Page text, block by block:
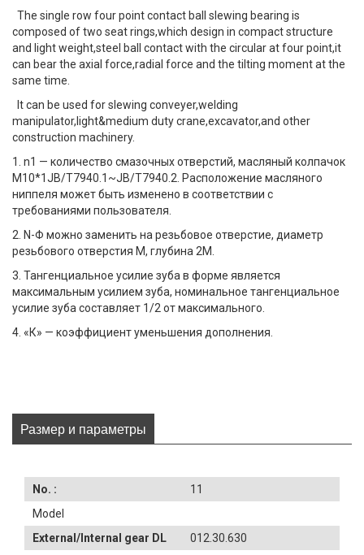
The single row four point contact ball slewing bearing is
composed of two seat rings,which design in compact structure
and light weight,steel ball contact with the circular at four point,it
can bear the axial force,radial force and the tilting moment at the
same time.
It can be used for slewing conveyer,welding
manipulator,light&medium duty crane,excavator,and other
construction machinery.
1. n1 — количество смазочных отверстий, масляный колпачок
M10*1JB/T7940.1~JB/T7940.2. Расположение масляного
ниппеля может быть изменено в соответствии с
требованиями пользователя.
2. N-Φ можно заменить на резьбовое отверстие, диаметр
резьбового отверстия M, глубина 2M.
3. Тангенциальное усилие зуба в форме является
максимальным усилием зуба, номинальное тангенциальное
усилие зуба составляет 1/2 от максимального.
4. «К» — коэффициент уменьшения дополнения.
Размер и параметры
No. :
11
Model
External/Internal gear DL
012.30.630